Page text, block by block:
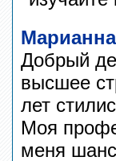
Марианна
Добрый
высшее
лет
Моя
меня